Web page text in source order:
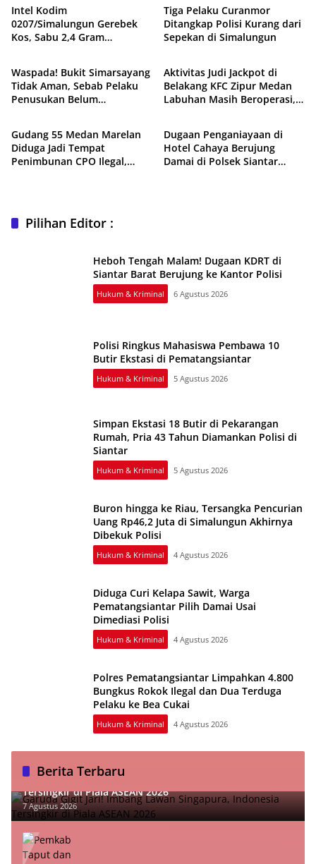
Intel Kodim
0207/Simalungun Gerebek
Kos, Sabu 2,4 Gram
Tiga Pelaku Curanmor
Ditangkap Polisi Kurang dari
Sepekan di Simalungun
Daerah
Waspada! Bukit Simarsayang
Tidak Aman, Sebab Pelaku
Penusukan Belum
Hukum & Kriminal
Aktivitas Judi Jackpot di
Belakang KFC Zipur Medan
Labuhan Masih Beroperasi,
Hukum & Kriminal
Gudang 55 Medan Marelan
Diduga Jadi Tempat
Penimbunan CPO Ilegal,
Daerah
Dugaan Penganiayaan di
Hotel Cahaya Berujung
Damai di Polsek Siantar
Pilihan Editor :
Heboh Tengah Malam! Dugaan KDRT di
Siantar Barat Berujung ke Kantor Polisi
Hukum & Kriminal 6 Agustus 2026
Polisi Ringkus Mahasiswa Pembawa 10
Butir Ekstasi di Pematangsiantar
Hukum & Kriminal 5 Agustus 2026
Simpan Ekstasi 18 Butir di Pekarangan
Rumah, Pria 43 Tahun Diamankan Polisi di
Siantar
Hukum & Kriminal 5 Agustus 2026
Buron hingga ke Riau, Tersangka Pencurian
Uang Rp46,2 Juta di Simalungun Akhirnya
Dibekuk Polisi
Hukum & Kriminal 4 Agustus 2026
Diduga Curi Kelapa Sawit, Warga
Pematangsiantar Pilih Damai Usai
Dimediasi Polisi
Hukum & Kriminal 4 Agustus 2026
Polres Pematangsiantar Limpahkan 4.800
Bungkus Rokok Ilegal dan Dua Terduga
Pelaku ke Bea Cukai
Hukum & Kriminal 4 Agustus 2026
Berita Terbaru
Garuda Gigit Jari! Imbang Lawan Singapura, Indonesia
Tersingkir di Piala ASEAN 2026
7 Agustus 2026